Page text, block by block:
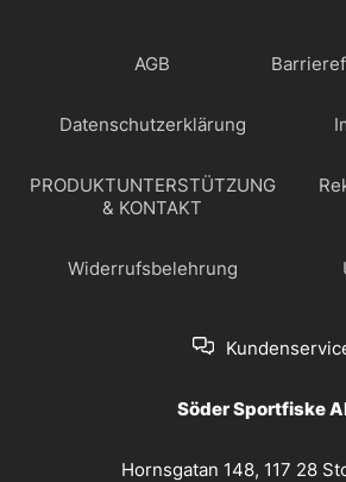
AGB
Datenschutzerklärung
PRODUKTUNTERSTÜTZUNG
& KONTAKT
Widerrufsbelehrung
Söder Sportfiske
Hornsgatan 148, 117 28